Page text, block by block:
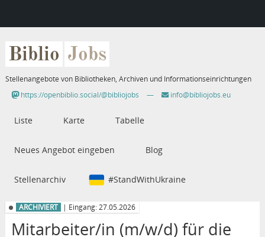
Biblio Jobs
Stellenangebote von Bibliotheken, Archiven und Informationseinrichtungen
https://openbiblio.social/@bibliojobs
— info@bibliojobs.eu
Liste Karte Tabelle
Neues Angebot eingeben Blog
Stellenarchiv #StandWithUkraine
ARCHIVIERT | Eingang: 27.05.2026
Mitarbeiter/in (m/w/d) für die